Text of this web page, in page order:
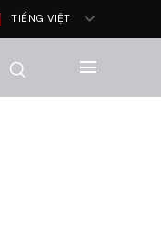
TIẾNG VIỆT